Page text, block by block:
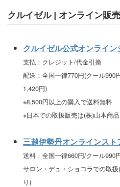
クルイゼル | オンライン販
クルイゼル公式オンライン
支払：クレジット/代金引換
配送：全国一律770円(クール990
1,420円)
※8,500円以上の購入で送料無料
※日本での取扱販売は(株)山本商
三越伊勢丹オンラインスト
送料：全国一律660円/クール990
サロン・デュ・ショコラでの取
り)